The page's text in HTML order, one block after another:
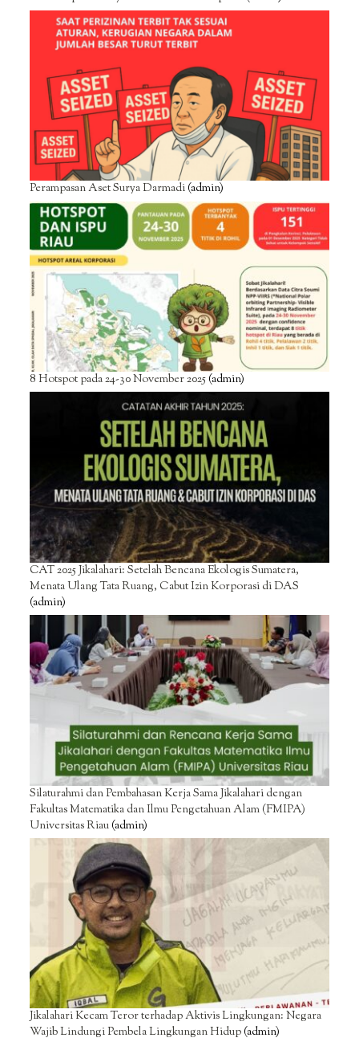
Perampasan Aset Surya Darmadi(admin)
8 Hotspot pada 24-30 November 2025(admin)
CAT 2025 Jikalahari: Setelah Bencana Ekologis Sumatera,
Menata Ulang Tata Ruang, Cabut Izin Korporasi di DAS
(admin)
Silaturahmi dan Pembahasan Kerja Sama Jikalahari dengan
Fakultas Matematika dan Ilmu Pengetahuan Alam (FMIPA)
Universitas Riau(admin)
Jikalahari Kecam Teror terhadap Aktivis Lingkungan: Negara
Wajib Lindungi Pembela Lingkungan Hidup(admin)